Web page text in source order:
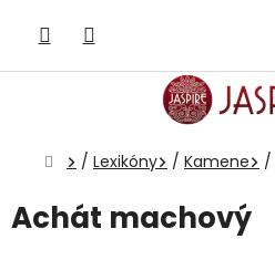
obsah
Domov
/ Lexikóny / Kamene /
Achát machový